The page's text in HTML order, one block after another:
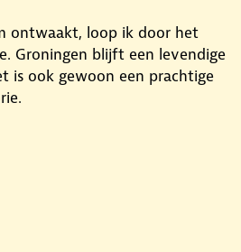
ontwaakt, loop ik door het
Groningen blijft een levendige
is ook gewoon een prachtige